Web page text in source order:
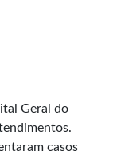
Geral do
casos